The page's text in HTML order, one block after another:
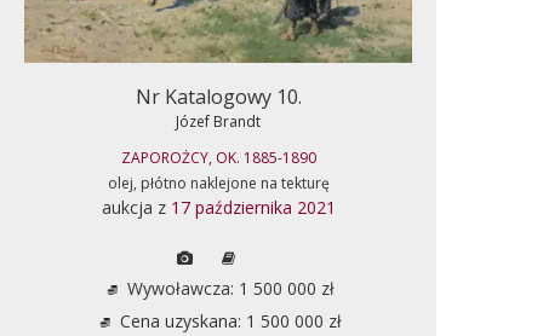
Nr Katalogowy 10.
Józef Brandt
ZAPOROŻCY, OK. 1885-1890
olej, płótno naklejone na tekturę
aukcja z 17 października 2021
Wywoławcza: 1 500 000 zł
Cena uzyskana: 1 500 000 zł